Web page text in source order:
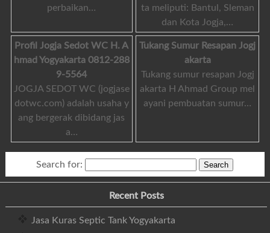
perbaikan…
ta meliputi: Bantul, Sleman
dan Kota Jogja,…
Profil Jogja Sedot WC H. A
hmad Yogyakarta 0812-288
9-5564
JOGJA SEDOT WC (jogjase
dotwc.com) adalah usaha y
ang bergerak dibidang jas
a…
Tukang Sumur Resapan Jogj
akarta
Tukang sumur resapan Jogj
akarta H Ahmad Group mel
ayani pembuatan sumur…
Search for:
Recent Posts
Jasa Kuras Septic Tank Yogyakarta